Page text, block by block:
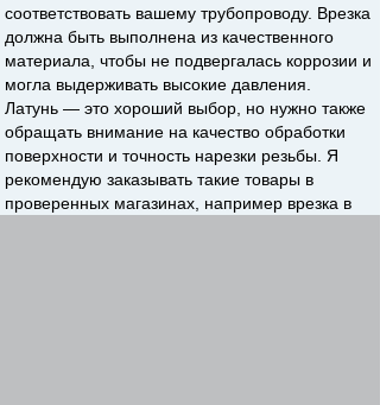
соответствовать вашему трубопроводу. Врезка
должна быть выполнена из качественного
материала, чтобы не подвергалась коррозии и
могла выдерживать высокие давления.
Латунь — это хороший выбор, но нужно также
обращать внимание на качество обработки
поверхности и точность нарезки резьбы. Я
рекомендую заказывать такие товары в
проверенных магазинах, например врезка в